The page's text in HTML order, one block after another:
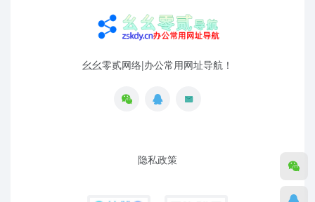
幺幺零贰网络|办公常用网址导航！
隐私政策